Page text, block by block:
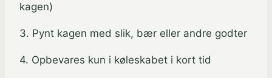
kagen)
3. Pynt kagen med slik, bær eller andre godter
4. Opbevares kun i køleskabet i kort tid